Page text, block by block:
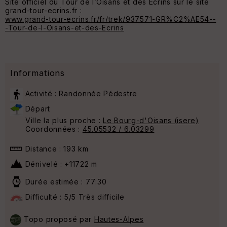
grand-tour-ecrins.fr :
www.grand-tour-ecrins.fr/fr/trek/937571-GR%C2%AE54--
-Tour-de-l-Oisans-et-des-Ecrins
Informations
Activité : Randonnée Pédestre
Départ
Ville la plus proche : Le Bourg-d'Oisans (isere)
Coordonnées : 45.05532 / 6.03299
Distance : 193 km
Dénivelé : +11722 m
Durée estimée : 77:30
Difficulté : 5/5 Très difficile
Topo proposé par Hautes-Alpes
25